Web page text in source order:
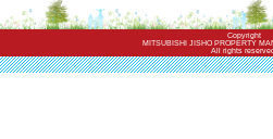
Copyright
MITSUBISHI JISHO PROPERTY
All rights